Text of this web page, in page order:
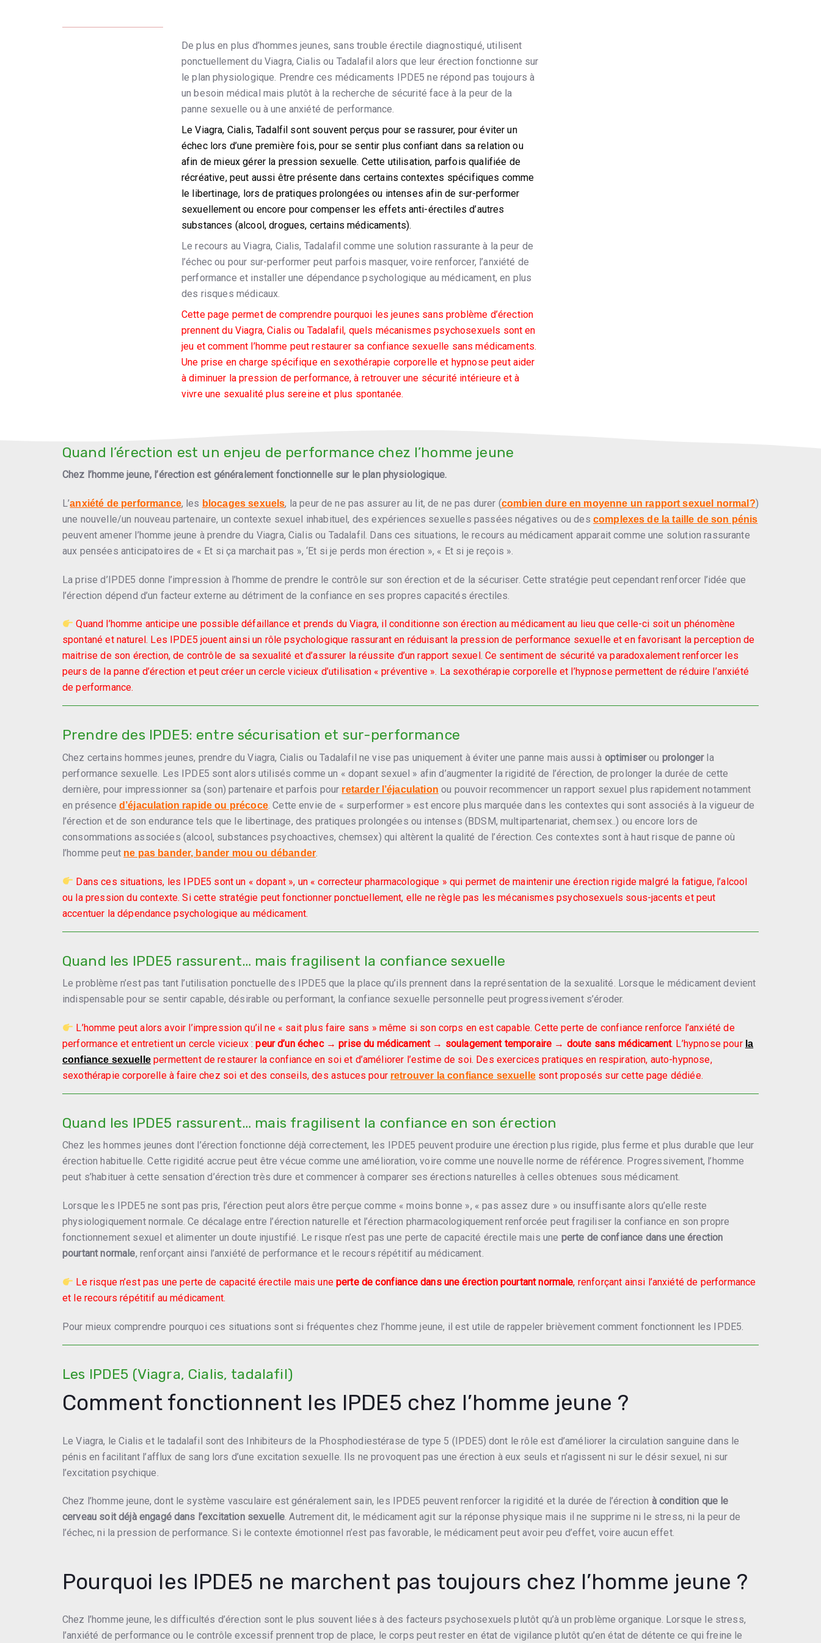
De plus en plus d’hommes jeunes, sans trouble érectile diagnostiqué, utilisent
ponctuellement du Viagra, Cialis ou Tadalafil alors que leur érection fonctionne sur
le plan physiologique. Prendre ces médicaments IPDE5 ne répond pas toujours à
un besoin médical mais plutôt à la recherche de sécurité face à la peur de la
panne sexuelle ou à une anxiété de performance.
Le Viagra, Cialis, Tadalfil sont souvent perçus pour se rassurer, pour éviter un
échec lors d’une première fois, pour se sentir plus confiant dans sa relation ou
afin de mieux gérer la pression sexuelle. Cette utilisation, parfois qualifiée de
récréative, peut aussi être présente dans certains contextes spécifiques comme
le libertinage, lors de pratiques prolongées ou intenses afin de sur-performer
sexuellement ou encore pour compenser les effets anti-érectiles d’autres
substances (alcool, drogues, certains médicaments).
Le recours au Viagra, Cialis, Tadalafil comme une solution rassurante à la peur de
l’échec ou pour sur-performer peut parfois masquer, voire renforcer, l’anxiété de
performance et installer une dépendance psychologique au médicament, en plus
des risques médicaux.
Cette page permet de comprendre pourquoi les jeunes sans problème d’érection
prennent du Viagra, Cialis ou Tadalafil, quels mécanismes psychosexuels sont en
jeu et comment l’homme peut restaurer sa confiance sexuelle sans médicaments.
Une prise en charge spécifique en sexothérapie corporelle et hypnose peut aider
à diminuer la pression de performance, à retrouver une sécurité intérieure et à
vivre une sexualité plus sereine et plus spontanée.
Quand l’érection est un enjeu de performance chez l’homme jeune
Chez l’homme jeune, l’érection est généralement fonctionnelle sur le plan physiologique.
L’anxiété de performance, les blocages sexuels, la peur de ne pas assurer au lit, de ne pas durer (combien dure en moyenne un rapport sexuel normal?)
une nouvelle/un nouveau partenaire, un contexte sexuel inhabituel, des expériences sexuelles passées négatives ou des complexes de la taille de son pénis
peuvent amener l’homme jeune à prendre du Viagra, Cialis ou Tadalafil. Dans ces situations, le recours au médicament apparait comme une solution rassurante
aux pensées anticipatoires de « Et si ça marchait pas », ‘Et si je perds mon érection », « Et si je reçois ».
La prise d’IPDE5 donne l’impression à l’homme de prendre le contrôle sur son érection et de la sécuriser. Cette stratégie peut cependant renforcer l’idée que
l’érection dépend d’un facteur externe au détriment de la confiance en ses propres capacités érectiles.
Quand l’homme anticipe une possible défaillance et prends du Viagra, il conditionne son érection au médicament au lieu que celle-ci soit un phénomène
spontané et naturel. Les IPDE5 jouent ainsi un rôle psychologique rassurant en réduisant la pression de performance sexuelle et en favorisant la perception de
maitrise de son érection, de contrôle de sa sexualité et d’assurer la réussite d’un rapport sexuel. Ce sentiment de sécurité va paradoxalement renforcer les
peurs de la panne d’érection et peut créer un cercle vicieux d’utilisation « préventive ». La sexothérapie corporelle et l’hypnose permettent de réduire l’anxiété
de performance.
Prendre des IPDE5: entre sécurisation et sur-performance
Chez certains hommes jeunes, prendre du Viagra, Cialis ou Tadalafil ne vise pas uniquement à éviter une panne mais aussi à optimiserou prolongerla
performance sexuelle. Les IPDE5 sont alors utilisés comme un « dopant sexuel » afin d’augmenter la rigidité de l’érection, de prolonger la durée de cette
dernière, pour impressionner sa (son) partenaire et parfois pour retarder l’éjaculation ou pouvoir recommencer un rapport sexuel plus rapidement notamment
en présence d’éjaculation rapide ou précoce. Cette envie de « surperformer » est encore plus marquée dans les contextes qui sont associés à la vigueur de
l’érection et de son endurance tels que le libertinage, des pratiques prolongées ou intenses (BDSM, multipartenariat, chemsex..) ou encore lors de
consommations associées (alcool, substances psychoactives, chemsex) qui altèrent la qualité de l’érection. Ces contextes sont à haut risque de panne où
l’homme peut ne pas bander, bander mou ou débander.
Dans ces situations, les IPDE5 sont un « dopant », un « correcteur pharmacologique » qui permet de maintenir une érection rigide malgré la fatigue, l’alcool
ou la pression du contexte. Si cette stratégie peut fonctionner ponctuellement, elle ne règle pas les mécanismes psychosexuels sous-jacents et peut
accentuer la dépendance psychologique au médicament.
Quand les IPDE5 rassurent… mais fragilisent la confiance sexuelle
Le problème n’est pas tant l’utilisation ponctuelle des IPDE5 que la place qu’ils prennent dans la représentation de la sexualité. Lorsque le médicament devient
indispensable pour se sentir capable, désirable ou performant, la confiance sexuelle personnelle peut progressivement s’éroder.
L’homme peut alors avoir l’impression qu’il ne « sait plus faire sans » même si son corps en est capable. Cette perte de confiance renforce l’anxiété de
performance et entretient un cercle vicieux :peur d’un échec → prise du médicament → soulagement temporaire → doute sans médicament. L’hypnose pour la
confiance sexuelle permettent de restaurer la confiance en soi et d’améliorer l’estime de soi. Des exercices pratiques en respiration, auto-hypnose,
sexothérapie corporelle à faire chez soi et des conseils, des astuces pour retrouver la confiance sexuellesont proposés sur cette page dédiée.
Quand les IPDE5 rassurent… mais fragilisent la confiance en son érection
Chez les hommes jeunes dont l’érection fonctionne déjà correctement, les IPDE5 peuvent produire une érection plus rigide, plus ferme et plus durable que leur
érection habituelle. Cette rigidité accrue peut être vécue comme une amélioration, voire comme une nouvelle norme de référence. Progressivement, l’homme
peut s’habituer à cette sensation d’érection très dure et commencer à comparer ses érections naturelles à celles obtenues sous médicament.
Lorsque les IPDE5 ne sont pas pris, l’érection peut alors être perçue comme « moins bonne », « pas assez dure » ou insuffisante alors qu’elle reste
physiologiquement normale. Ce décalage entre l’érection naturelle et l’érection pharmacologiquement renforcée peut fragiliser la confiance en son propre
fonctionnement sexuel et alimenter un doute injustifié. Le risque n’est pas une perte de capacité érectile mais une perte de confiance dans une érection
pourtant normale, renforçant ainsi l’anxiété de performance et le recours répétitif au médicament.
Le risque n’est pas une perte de capacité érectile mais une perte de confiance dans une érection pourtant normale, renforçant ainsi l’anxiété de performance
et le recours répétitif au médicament.
Pour mieux comprendre pourquoi ces situations sont si fréquentes chez l’homme jeune, il est utile de rappeler brièvement comment fonctionnent les IPDE5.
Les IPDE5 (Viagra, Cialis, tadalafil)
Comment fonctionnent les IPDE5 chez l’homme jeune ?
Le Viagra, le Cialis et le tadalafil sont des Inhibiteurs de la Phosphodiestérase de type 5 (IPDE5) dont le rôle est d’améliorer la circulation sanguine dans le
pénis en facilitant l’afflux de sang lors d’une excitation sexuelle. Ils ne provoquent pas une érection à eux seuls et n’agissent ni sur le désir sexuel, ni sur
l’excitation psychique.
Chez l’homme jeune, dont le système vasculaire est généralement sain, les IPDE5 peuvent renforcer la rigidité et la durée de l’érection à condition que le
cerveau soit déjà engagé dans l’excitation sexuelle. Autrement dit, le médicament agit sur la réponse physique mais il ne supprime ni le stress, ni la peur de
l’échec, ni la pression de performance. Si le contexte émotionnel n’est pas favorable, le médicament peut avoir peu d’effet, voire aucun effet.
Pourquoi les IPDE5 ne marchent pas toujours chez l’homme jeune ?
Chez l’homme jeune, les difficultés d’érection sont le plus souvent liées à des facteurs psychosexuels plutôt qu’à un problème organique. Lorsque le stress,
l’anxiété de performance ou le contrôle excessif prennent trop de place, le corps peut rester en état de vigilance plutôt qu’en état de détente ce qui freine le